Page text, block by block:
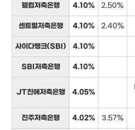
웰컴저축은행 4.10% 2.50%
센트럴저축은행 4.10% 2.40%
사이다뱅크(SBI) 4.10%
SBI저축은행 4.10%
JT친애저축은행 4.05%
진주저축은행 4.02% 3.57%